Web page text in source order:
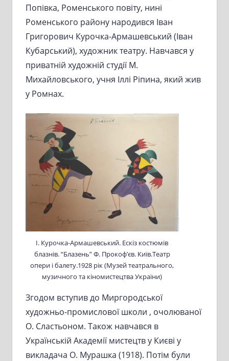
Попівка, Роменського повіту, нині
Роменського району народився Іван
Григорович Курочка-Армашевський (Іван
Кубарський), художник театру. Навчався у
приватній художній студії М.
Михайловського, учня Іллі Ріпина, який жив
у Ромнах.
І. Курочка-Армашевський. Ескіз костюмів
блазнів. “Блазень” Ф. Прокоф’єв. Київ.Театр
опери і балету.1928 рік (Музей театрального,
музичного та кіномистецтва України)
Згодом вступив до Миргородської
художньо-промислової школи , очолюваної
О. Сластьоном. Також навчався в
Українській Академії мистецтв у Києві у
викладача О. Мурашка (1918). Потім були